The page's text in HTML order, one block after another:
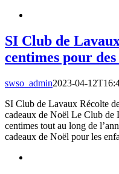
SI Club de
centimes pour
swso_admin2023-04-
SI Club de Lavaux Récolte
cadeaux de Noël Le Club de
centimes tout au long de
cadeaux de Noël pour les